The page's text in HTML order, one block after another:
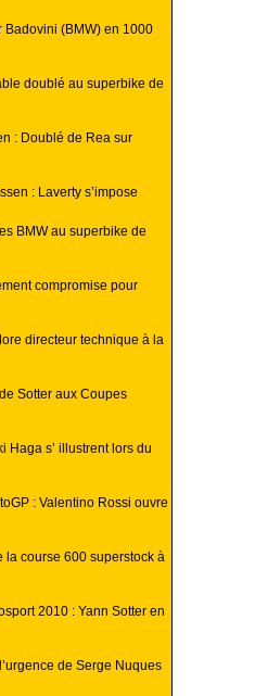
Badovini (BMW) en 1000
doublé au superbike de
: Doublé de Rea sur
: Laverty s’impose
BMW au superbike de
compromise pour
directeur technique à la
Sotter aux Coupes
Haga s’ illustrent lors du
: Valentino Rossi ouvre
la course 600 superstock à
2010 : Yann Sotter en
de Serge Nuques